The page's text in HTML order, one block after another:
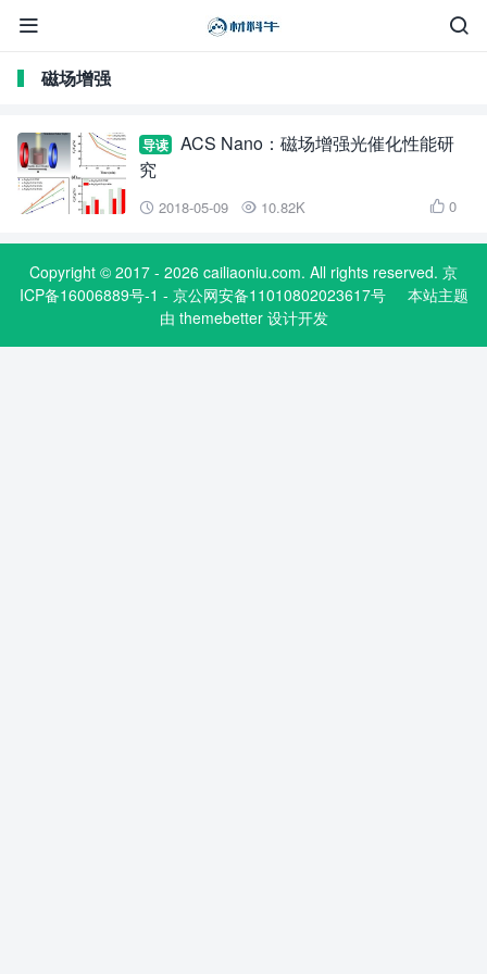


磁场增强
导读
ACS Nano：磁场增强光催化性能研
究
 2018-05-09  10.82K  0
Copyright © 2017 - 2026 cailiaoniu.com. All rights reserved. 京
ICP备16006889号-1 - 京公网安备11010802023617号
本站主题
由 themebetter设计开发